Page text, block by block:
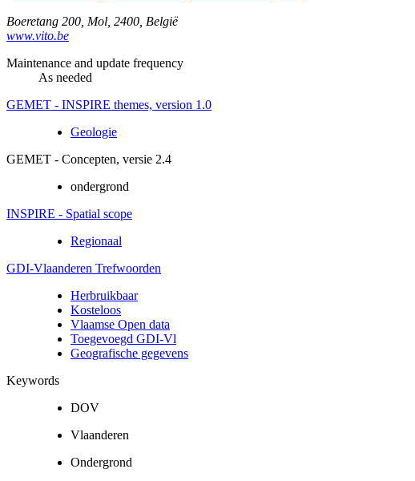
Boeretang 200 Mol 2400 België
www.vito.be
Maintenance and update frequency
As needed
GEMET - INSPIRE themes, version 1.0
Geologie
GEMET - Concepten, versie 2.4
ondergrond
INSPIRE - Spatial scope
Regionaal
GDI-Vlaanderen Trefwoorden
Herbruikbaar
Kosteloos
Vlaamse Open data
Toegevoegd GDI-Vl
Geografische gegevens
Keywords
DOV
Vlaanderen
Ondergrond